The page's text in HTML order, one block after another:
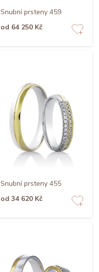
Snubní prsteny 459
od 64 250 Kč
Snubní prsteny 455
od 34 620 Kč